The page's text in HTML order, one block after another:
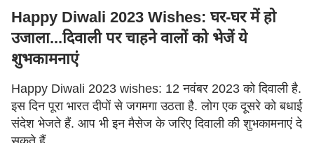
Happy Diwali 2023 Wishes: घर-घर में हो
उजाला...दिवाली पर चाहने वालों को भेजें ये
शुभकामनाएं
Happy Diwali 2023 wishes: 12 नवंबर 2023 को दिवाली है.
इस दिन पूरा भारत दीपों से जगमगा उठता है. लोग एक दूसरे को बधाई
संदेश भेजते हैं. आप भी इन मैसेज के जरिए दिवाली की शुभकामनाएं दे